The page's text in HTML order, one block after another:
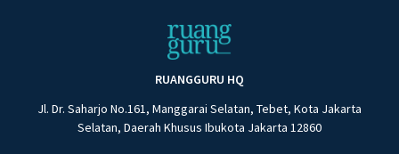
RUANGGURU HQ
Jl. Dr. Saharjo No.161, Manggarai Selatan, Tebet, Kota Jakarta
Selatan, Daerah Khusus Ibukota Jakarta 12860